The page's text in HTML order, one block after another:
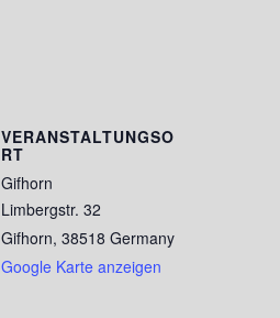
VERANSTALTUNGSO
RT
Gifhorn
Limbergstr. 32
Gifhorn, 38518 Germany
Google Karte anzeigen